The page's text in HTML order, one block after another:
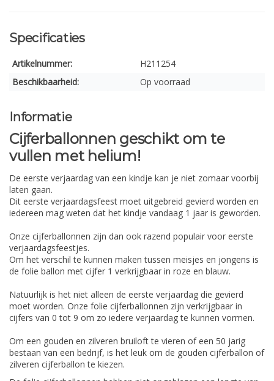
Specificaties
Artikelnummer:
H211254
Beschikbaarheid:
Op voorraad
Informatie
Cijferballonnen geschikt om te
vullen met helium!
De eerste verjaardag van een kindje kan je niet zomaar voorbij
laten gaan.
Dit eerste verjaardagsfeest moet uitgebreid gevierd worden en
iedereen mag weten dat het kindje vandaag 1 jaar is geworden.
Onze cijferballonnen zijn dan ook razend populair voor eerste
verjaardagsfeestjes.
Om het verschil te kunnen maken tussen meisjes en jongens is
de folie ballon met cijfer 1 verkrijgbaar in roze en blauw.
Natuurlijk is het niet alleen de eerste verjaardag die gevierd
moet worden. Onze folie cijferballonnen zijn verkrijgbaar in
cijfers van 0 tot 9 om zo iedere verjaardag te kunnen vormen.
Om een gouden en zilveren bruiloft te vieren of een 50 jarig
bestaan van een bedrijf, is het leuk om de gouden cijferballon of
zilveren cijferballon te kiezen.